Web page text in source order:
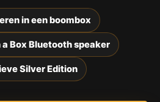
in een boombox
a Box Bluetooth speaker
Silver Edition